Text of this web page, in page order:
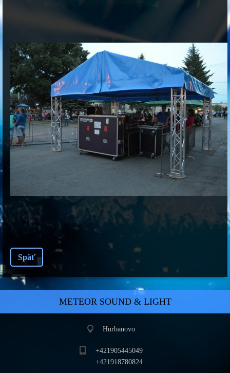
Späť
METEOR SOUND & LIGHT
Hurbanovo
+421905445049
+421918780824